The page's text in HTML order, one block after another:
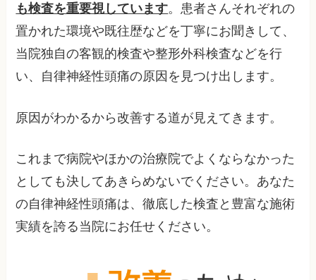
も検査を重要視しています。患者さんそれぞれの
置かれた環境や既往歴などを丁寧にお聞きして、
当院独自の客観的検査や整形外科検査などを行
い、自律神経性頭痛の原因を見つけ出します。
原因がわかるから改善する道が見えてきます。
これまで病院やほかの治療院でよくならなかった
としても決してあきらめないでください。あなた
の自律神経性頭痛は、徹底した検査と豊富な施術
実績を誇る当院にお任せください。